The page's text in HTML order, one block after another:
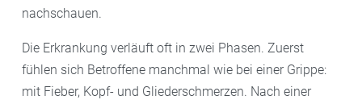
nachschauen.
Die Erkrankung verläuft oft in zwei Phasen. Zuerst
fühlen sich Betroffene manchmal wie bei einer Grippe:
mit Fieber, Kopf- und Gliederschmerzen. Nach einer